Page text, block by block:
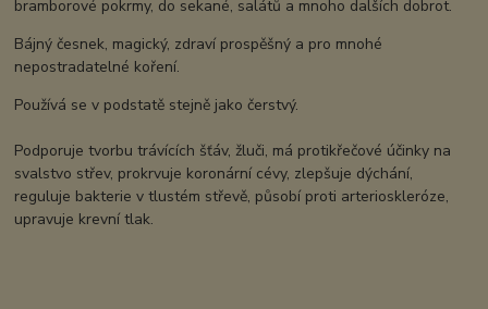
bramborové pokrmy, do sekané, salátů a mnoho dalších dobrot.
Bájný česnek, magický, zdraví prospěšný a pro mnohé
nepostradatelné koření.
Používá se v podstatě stejně jako čerstvý.
Podporuje tvorbu trávících šťáv, žluči, má protikřečové účinky na
svalstvo střev, prokrvuje koronární cévy, zlepšuje dýchání,
reguluje bakterie v tlustém střevě, působí proti arterioskleróze,
upravuje krevní tlak.